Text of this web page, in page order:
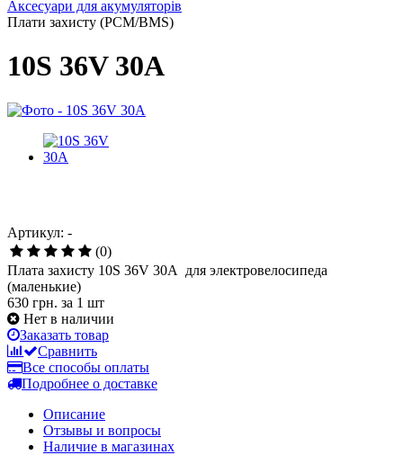
Аксесуари для акумуляторів
Плати захисту (PCM/BMS)
10S 36V 30A
Артикул: -
(0)
Плата захисту 10S 36V 30A для электровелосипеда
(маленькие)
630 грн. за 1 шт
Нет в наличии
Заказать товар
Сравнить
Все способы оплаты
Подробнее о доставке
Описание
Отзывы и вопросы
Наличие в магазинах